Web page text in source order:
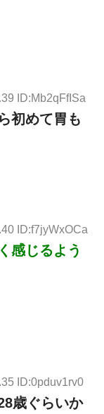
ID:Mb2qFfISa
初めて胃も
ID:f7jyWxOCa
感じるよう
ID:0pduv1rv0
歳ぐらいか